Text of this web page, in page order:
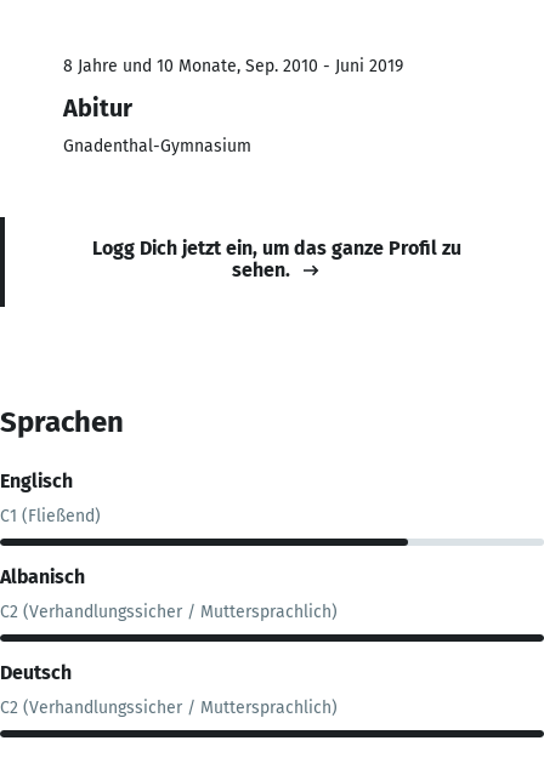
8 Jahre und 10 Monate, Sep. 2010 - Juni 2019
Abitur
Gnadenthal-Gymnasium
Logg Dich jetzt ein, um das ganze Profil zu
sehen.
Sprachen
Englisch
C1 (Fließend)
Albanisch
C2 (Verhandlungssicher / Muttersprachlich)
Deutsch
C2 (Verhandlungssicher / Muttersprachlich)